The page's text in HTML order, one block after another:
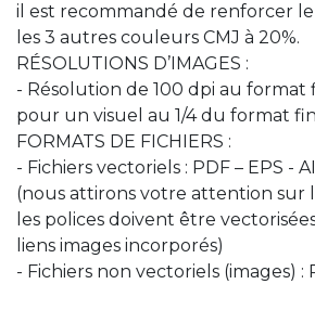
il est recommandé de renforcer le
les 3 autres couleurs CMJ à 20%.
RÉSOLUTIONS D’IMAGES :
- Résolution de 100 dpi au format
pour un visuel au 1/4 du format
FORMATS DE FICHIERS :
- Fichiers vectoriels : PDF – EPS - AI
(nous attirons votre attention sur
les polices doivent être
liens images incorporés)
- Fichiers non vectoriels (images) :